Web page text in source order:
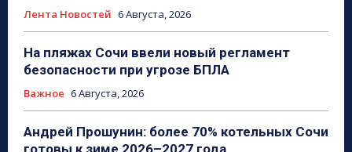
Лента Новостей 6 Августа, 2026
На пляжах Сочи ввели новый регламент
безопасности при угрозе БПЛА
Важное 6 Августа, 2026
Андрей Прошунин: более 70% котельных Сочи